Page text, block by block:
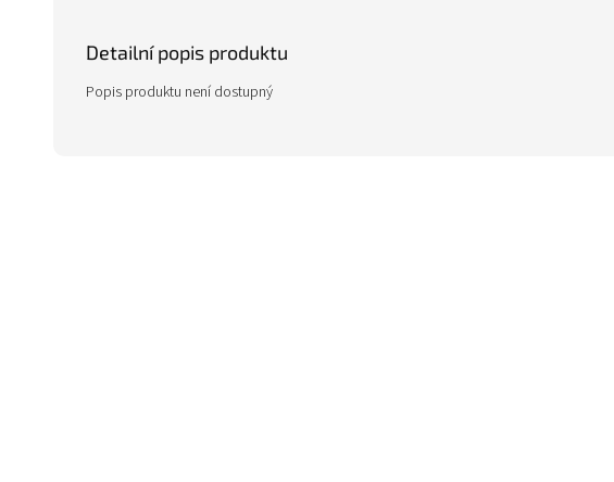
Detailní popis produktu
Popis produktu není dostupný